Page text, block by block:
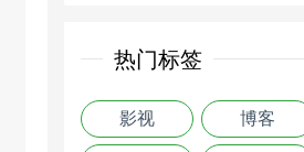
热门标签
影视 博客